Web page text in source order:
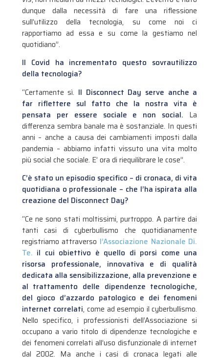
dunque dalla necessità di fare una riflessione
sull’utilizzo della tecnologia, su come noi ci
rapportiamo ad essa e su come la gestiamo nel
quotidiano”.
Il Covid ha incrementato questo sovrautilizzo
della tecnologia?
“Certamente sì. Il Disconnect Day serve anche a
far riflettere sul fatto che la nostra vita è
pensata per essere sociale e non social. La
differenza sembra banale ma è sostanziale. In questi
anni – anche a causa dei cambiamenti imposti dalla
pandemia – abbiamo infatti vissuto una vita molto
più social che sociale. E’ ora di riequilibrare le cose”.
C’è stato un episodio specifico – di cronaca, di vita
quotidiana o professionale – che l’ha ispirata alla
creazione del Disconnect Day?
“Ce ne sono stati moltissimi, purtroppo. A partire dai
tanti casi di cyberbullismo che quotidianamente
registriamo attraverso l’Associazione Nazionale Di.
Te. il cui obiettivo è quello di porsi come una
risorsa professionale, innovativa e di qualità
dedicata alla sensibilizzazione, alla prevenzione e
al trattamento delle dipendenze tecnologiche,
del gioco d’azzardo patologico e dei fenomeni
internet correlati, come ad esempio il cyberbullismo.
Nello specifico, i professionisti dell’Associazione si
occupano a vario titolo di dipendenze tecnologiche e
dei fenomeni correlati all’uso disfunzionale di internet
dal 2002. Ma anche i casi di cronaca legati alle